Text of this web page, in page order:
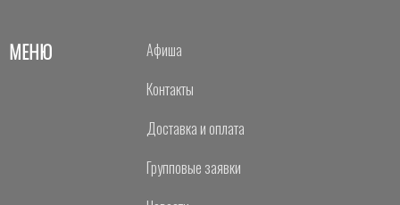
МЕНЮ
Афиша
Контакты
Доставка и оплата
Групповые заявки